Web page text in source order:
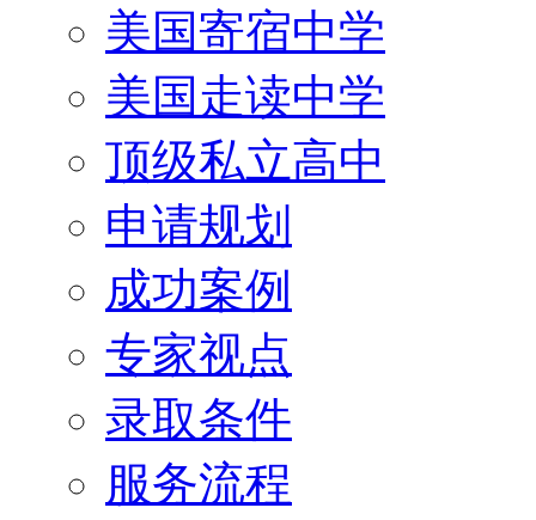
美国寄宿中学
美国走读中学
顶级私立高中
申请规划
成功案例
专家视点
录取条件
服务流程